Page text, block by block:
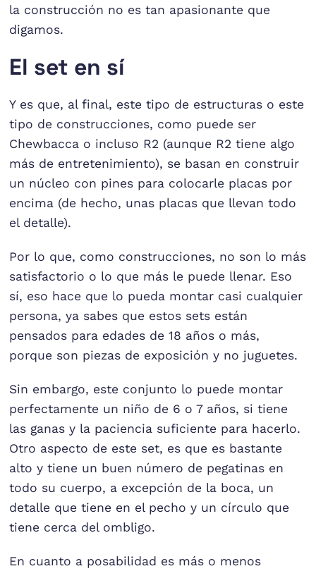
la construcción no es tan apasionante que
digamos.
El set en sí
Y es que, al final, este tipo de estructuras o este
tipo de construcciones, como puede ser
Chewbacca o incluso R2 (aunque R2 tiene algo
más de entretenimiento), se basan en construir
un núcleo con pines para colocarle placas por
encima (de hecho, unas placas que llevan todo
el detalle).
Por lo que, como construcciones, no son lo más
satisfactorio o lo que más le puede llenar. Eso
sí, eso hace que lo pueda montar casi cualquier
persona, ya sabes que estos sets están
pensados para edades de 18 años o más,
porque son piezas de exposición y no juguetes.
Sin embargo, este conjunto lo puede montar
perfectamente un niño de 6 o 7 años, si tiene
las ganas y la paciencia suficiente para hacerlo.
Otro aspecto de este set, es que es bastante
alto y tiene un buen número de pegatinas en
todo su cuerpo, a excepción de la boca, un
detalle que tiene en el pecho y un círculo que
tiene cerca del ombligo.
En cuanto a posabilidad es más o menos